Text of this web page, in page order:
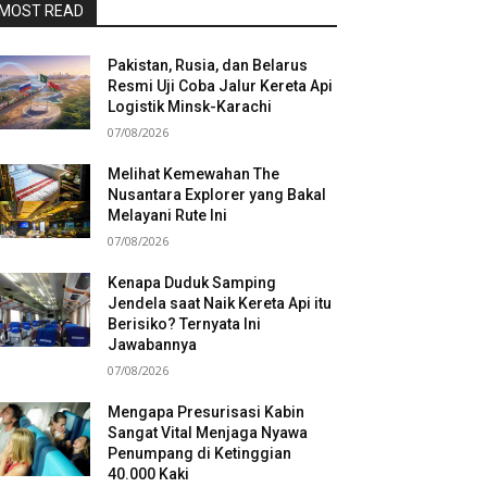
READ
Pakistan, Rusia, dan Belarus
Resmi Uji Coba Jalur Kereta Api
Logistik Minsk-Karachi
07/08/2026
Melihat Kemewahan The
Nusantara Explorer yang Bakal
Melayani Rute Ini
07/08/2026
Kenapa Duduk Samping
Jendela saat Naik Kereta Api itu
Berisiko? Ternyata Ini
Jawabannya
07/08/2026
Mengapa Presurisasi Kabin
Sangat Vital Menjaga Nyawa
Penumpang di Ketinggian
40.000 Kaki